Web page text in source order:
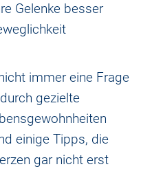
Gelenke besser
immer eine Frage
gezielte
einige Tipps, die
gar nicht erst